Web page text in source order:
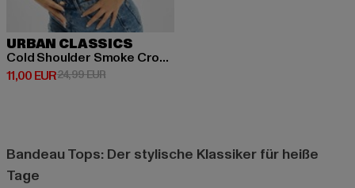
URBAN CLASSICS
Cold Shoulder Smoke Cropped
11,00 EUR
Derzeitiger Preis: 11,00 EUR
24,99 EURAktionspreis: 24,99 EUR
Bandeau Tops: Der stylische Klassiker für heiße
Tage